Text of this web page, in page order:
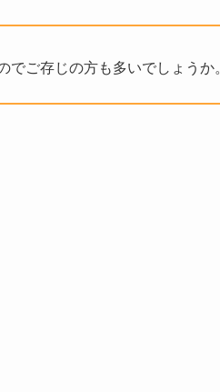
でご存じの方も多いでしょうか